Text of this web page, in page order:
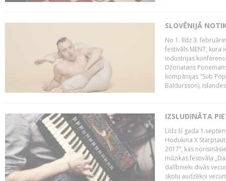
SLOVĒNIJĀ
No 1. līdz 3.
festivāls MENT, kura
industrijas
Džonatans
kompānijas "Sub
Baldursson),
IZSLUDINĀTA
Līdz šī gada
Hodukina X
2017”, kas
mūzikas festivāla
dalībnieki divās
skolu audzēkņi